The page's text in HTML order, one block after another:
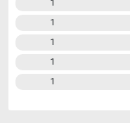
1
1
1
1
1